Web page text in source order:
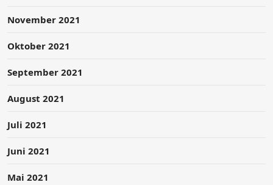
November 2021
Oktober 2021
September 2021
August 2021
Juli 2021
Juni 2021
Mai 2021